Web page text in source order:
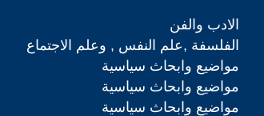
الادب والفن
الفلسفة ,علم النفس , وعلم الاجتماع
مواضيع وابحاث سياسية
مواضيع وابحاث سياسية
مواضيع وابحاث سياسية